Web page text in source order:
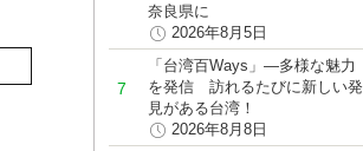
奈良県に
2026年8月5日
「台湾百Ways」―多様な魅力
を発信 訪れるたびに新しい発
見がある台湾！
2026年8月8日